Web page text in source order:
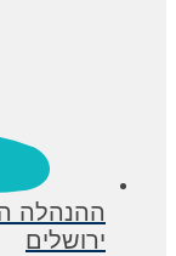
ירושלים